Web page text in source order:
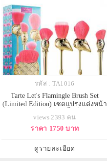
รหัส : TA1016
Tarte Let's Flamingle Brush Set
(Limited Edition) เซตแปรงแต่งหน้า
บันดาลใจมาจากสัปปะรด และนกฟ
ลามิงโก
views 2393 คน
ราคา 1750 บาท
ดูรายละเอียด